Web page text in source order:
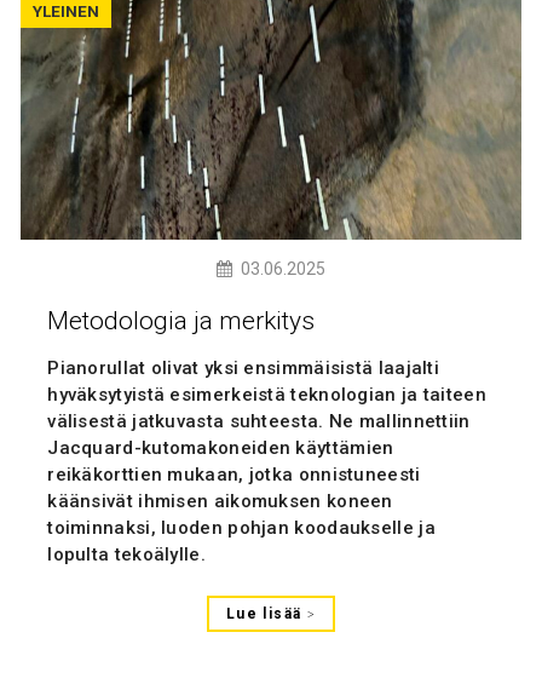
YLEINEN
03.06.2025
Metodologia ja merkitys
Pianorullat olivat yksi ensimmäisistä laajalti
hyväksytyistä esimerkeistä teknologian ja taiteen
välisestä jatkuvasta suhteesta. Ne mallinnettiin
Jacquard-kutomakoneiden käyttämien
reikäkorttien mukaan, jotka onnistuneesti
käänsivät ihmisen aikomuksen koneen
toiminnaksi, luoden pohjan koodaukselle ja
lopulta tekoälylle.
Lue lisää